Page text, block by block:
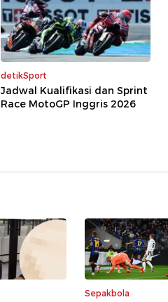
detikSport
Jadwal Kualifikasi dan Sprint
Race MotoGP Inggris 2026
Sepakbola